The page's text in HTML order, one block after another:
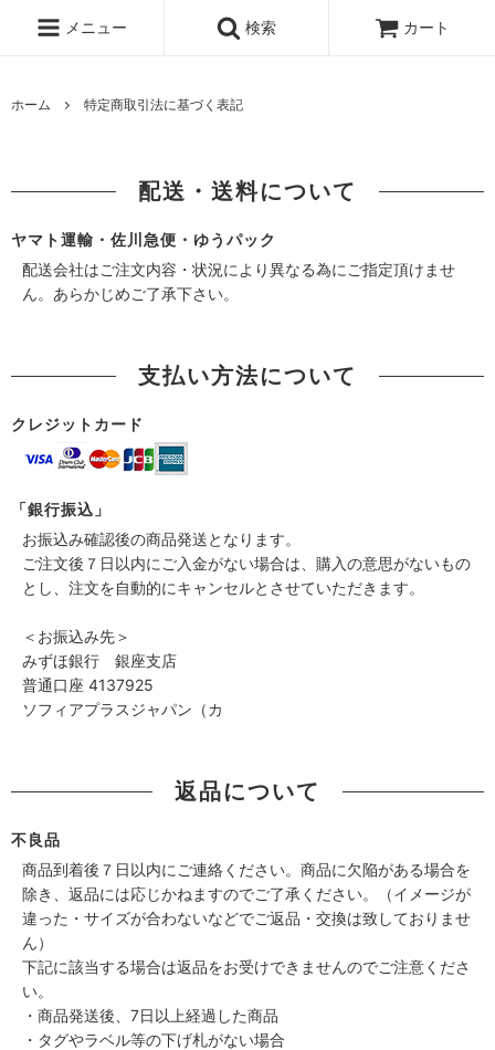
メニュー 検索 カート
ホーム 特定商取引法に基づく表記
配送・送料について
ヤマト運輸・佐川急便・ゆうパック
配送会社はご注文内容・状況により異なる為にご指定頂けませ
ん。あらかじめご了承下さい。
支払い方法について
クレジットカード
「銀行振込」
お振込み確認後の商品発送となります。
ご注文後７日以内にご入金がない場合は、購入の意思がないもの
とし、注文を自動的にキャンセルとさせていただきます。
＜お振込み先＞
みずほ銀行 銀座支店
普通口座 4137925
ソフィアプラスジャパン（カ
返品について
不良品
商品到着後７日以内にご連絡ください。商品に欠陥がある場合を
除き、返品には応じかねますのでご了承ください。（イメージが
違った・サイズが合わないなどでご返品・交換は致しておりませ
ん）
下記に該当する場合は返品をお受けできませんのでご注意くださ
い。
・商品発送後、7日以上経過した商品
・タグやラベル等の下げ札がない場合